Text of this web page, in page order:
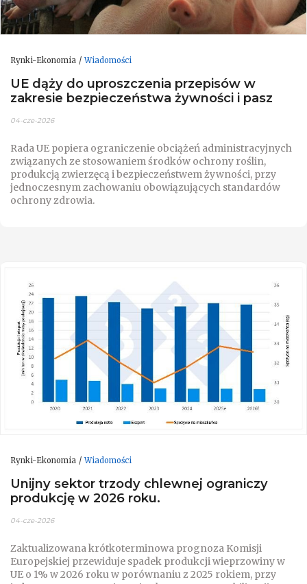
Rynki-Ekonomia Wiadomości
UE dąży do uproszczenia przepisów w
zakresie bezpieczeństwa żywności i pasz
04-cze-2026
Rada UE popiera ograniczenie obciążeń administracyjnych
związanych ze stosowaniem środków ochrony roślin,
produkcją zwierzęcą i bezpieczeństwem żywności, przy
jednoczesnym zachowaniu obowiązujących standardów
ochrony zdrowia.
Rynki-Ekonomia Wiadomości
Unijny sektor trzody chlewnej ograniczy
produkcję w 2026 roku.
04-cze-2026
Zaktualizowana krótkoterminowa prognoza Komisji
Europejskiej przewiduje spadek produkcji wieprzowiny w
UE o 1% w 2026 roku w porównaniu z 2025 rokiem, przy